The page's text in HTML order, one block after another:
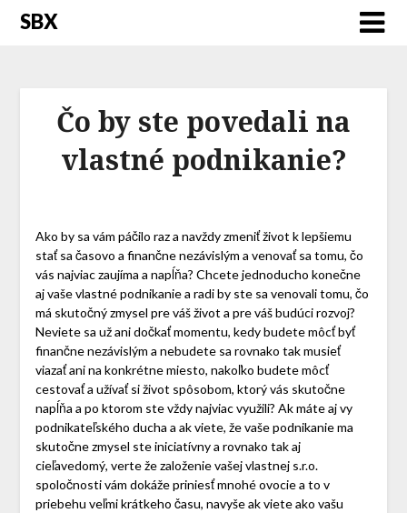
SBX
Čo by ste povedali na
vlastné podnikanie?
Ako by sa vám páčilo raz a navždy zmeniť život k lepšiemu
stať sa časovo a finančne nezávislým a venovať sa tomu, čo
vás najviac zaujíma a napĺňa? Chcete jednoducho konečne
aj vaše vlastné podnikanie a radi by ste sa venovali tomu, čo
má skutočný zmysel pre váš život a pre váš budúci rozvoj?
Neviete sa už ani dočkať momentu, kedy budete môcť byť
finančne nezávislým a nebudete sa rovnako tak musieť
viazať ani na konkrétne miesto, nakoľko budete môcť
cestovať a užívať si život spôsobom, ktorý vás skutočne
napĺňa a po ktorom ste vždy najviac využili? Ak máte aj vy
podnikateľského ducha a ak viete, že vaše podnikanie ma
skutočne zmysel ste iniciatívny a rovnako tak aj
cieľavedomý, verte že založenie vašej vlastnej s.r.o.
spoločnosti vám dokáže priniesť mnohé ovocie a to v
priebehu veľmi krátkeho času, navyše ak viete ako vašu